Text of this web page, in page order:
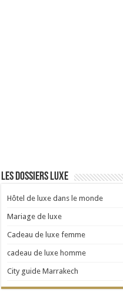
Les dossiers luxe
Hôtel de luxe dans le monde
Mariage de luxe
Cadeau de luxe femme
cadeau de luxe homme
City guide Marrakech